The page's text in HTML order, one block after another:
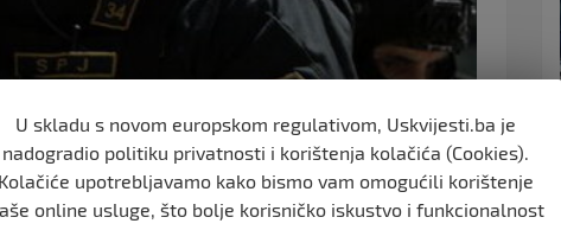
U skladu s novom europskom regulativom, Uskvijesti.ba je
nadogradio politiku privatnosti i korištenja kolačića (Cookies).
upotrebljavamo kako bismo vam omogućili korištenje
online usluge, što bolje korisničko iskustvo i funkcionalnost